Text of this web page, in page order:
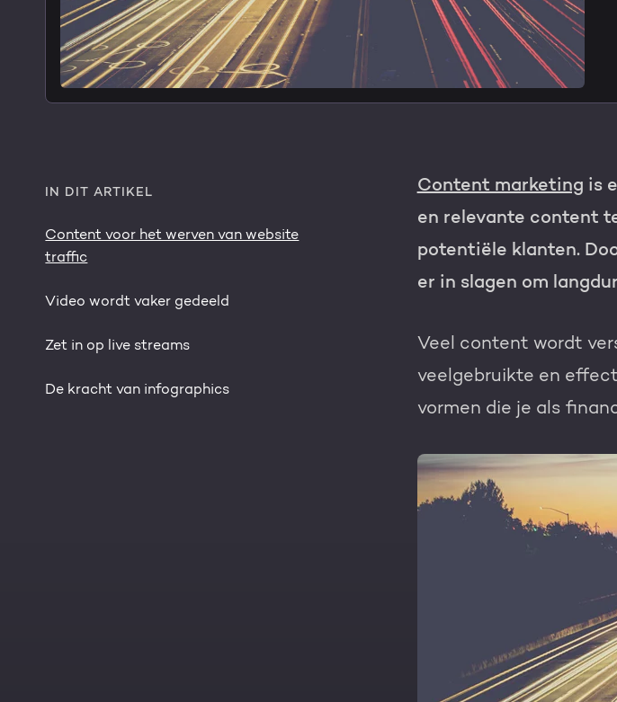
IN DIT ARTIKEL
Content voor het werven van website
traffic
Video wordt vaker gedeeld
Zet in op live streams
De kracht van infographics
Content marketing is
en relevante content
potentiële klanten.
er in slagen om
Veel content wordt
veelgebruikte en
vormen die je als